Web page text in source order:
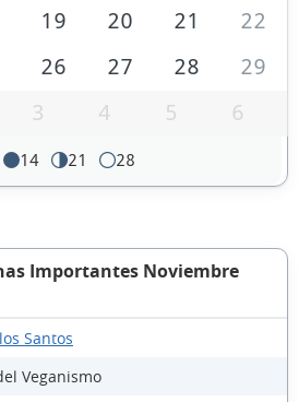
19 20 21
22
26 27 28
29
3 4 5 6
14 21 28
Importantes Noviembre
Santos
Veganismo